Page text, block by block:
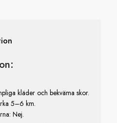
kläder och bekväma skor.
5–6 km.
Nej.